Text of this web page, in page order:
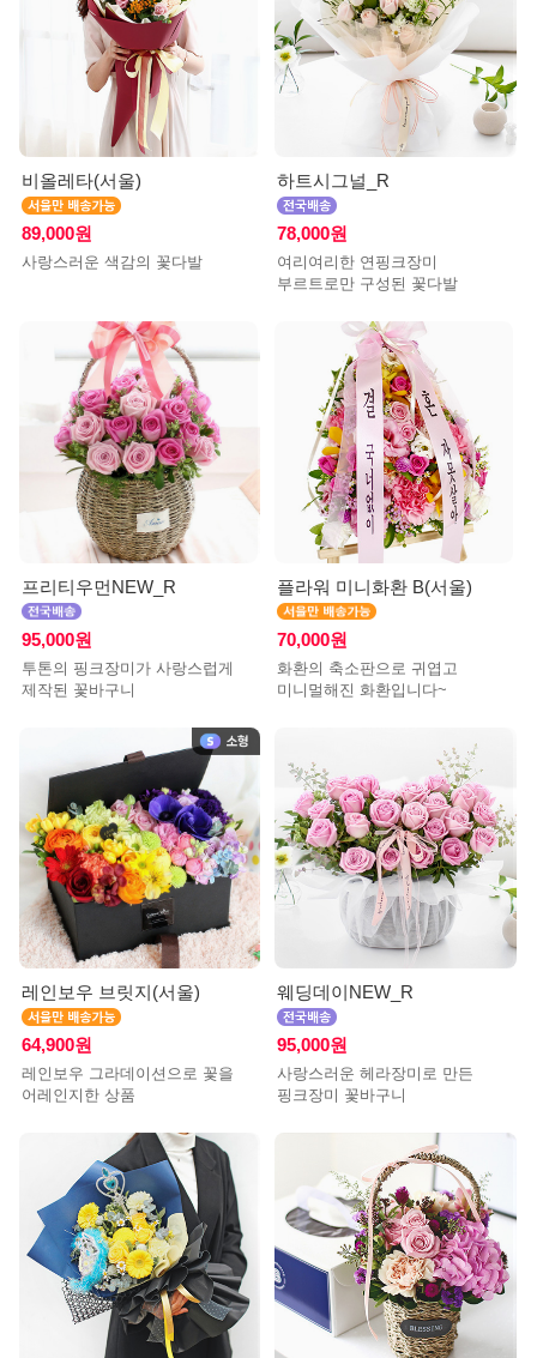
비올레타(서울)
89,000원
사랑스러운 색감의 꽃다발
하트시그널_R
78,000원
여리여리한 연핑크장미
부르트로만 구성된 꽃다발
프리티우먼NEW_R
95,000원
투톤의 핑크장미가 사랑스럽게
제작된 꽃바구니
플라워 미니화환 B(서울)
70,000원
화환의 축소판으로 귀엽고
미니멀해진 화환입니다~
레인보우 브릿지(서울)
64,900원
레인보우 그라데이션으로 꽃을
어레인지한 상품
웨딩데이NEW_R
95,000원
사랑스러운 헤라장미로 만든
핑크장미 꽃바구니